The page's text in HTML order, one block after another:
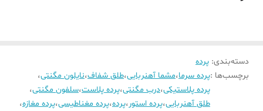
دسته‌بندی: پرده
برچسب‌ها :پرده سرما،مشما آهنربایی،طلق شفاف،نایلون مگنتی،
پرده پلاستیکی،درب مگنتی،پرده پلاست،سلفون مگنتی،
طلق آهنربایی،پرده استور،پرده،پرده مغناطیسی،پرده مغازه،